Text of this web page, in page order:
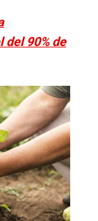
90% de